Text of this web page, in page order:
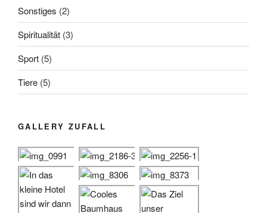
Sonstiges (2)
Spiritualität (3)
Sport (5)
Tiere (5)
GALLERY ZUFALL